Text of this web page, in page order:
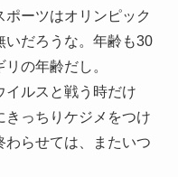
ーツはオリンピック
いだろうな。年齢も30
の年齢だし。
イルスと戦う時だけ
きっちりケジメをつけ
わらせては、またいつ